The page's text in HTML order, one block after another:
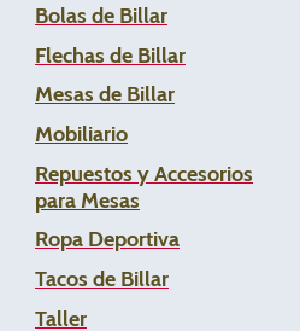
Bolas de Billar
Flechas de Billar
Mesas de Billar
Mobiliario
Repuestos y Accesorios
para Mesas
Ropa Deportiva
Tacos de Billar
Taller